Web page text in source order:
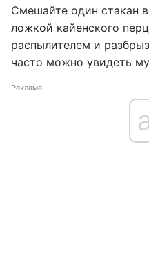
Смешайте один стакан
ложкой кайенского
распылителем и
часто можно увидеть
Реклама